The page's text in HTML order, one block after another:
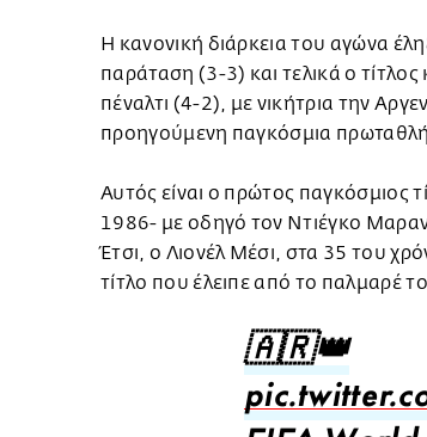
Η κανονική διάρκεια του αγώνα
παράταση (3-3) και τελικά ο τίτλος
πέναλτι (4-2), με νικήτρια την
προηγούμενη παγκόσμια
Αυτός είναι ο πρώτος παγκόσμιος
1986- με οδηγό τον Ντιέγκο
Έτσι, ο Λιονέλ Μέσι, στα 35 του
τίτλο που έλειπε από το παλμαρέ
🇦🇷👑